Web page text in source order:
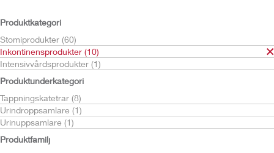
Produktkategori
Stomiprodukter (60)
Inkontinensprodukter (10)
Intensivvårdsprodukter (1)
Produktunderkategori
Tappningskatetrar (8)
Urindroppsamlare (1)
Urinuppsamlare (1)
Produktfamilj
Dina val:
Inkontinensprodukter
Ditt val matchade10resultat
Sortera efter: